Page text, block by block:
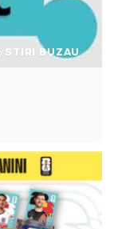
STIRI BUZAU